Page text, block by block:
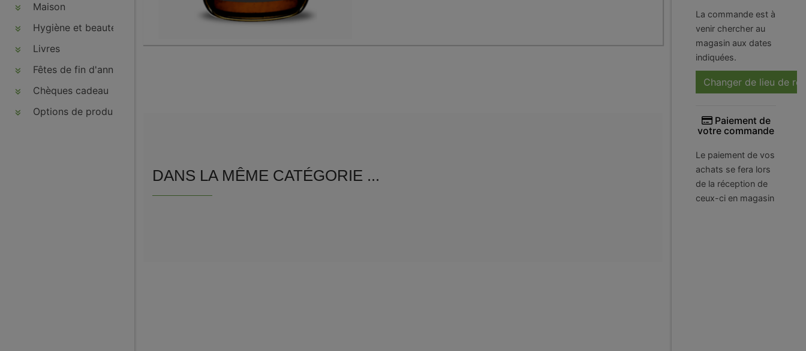
Maison
Hygiène et beauté
Livres
Fêtes de fin d'année
Chèques cadeau
Options de produits
DANS LA MÊME CATÉGORIE ...
La commande est à
venir chercher au
magasin aux dates
indiquées.
Changer de lieu de
Paiement de
votre commande
Le paiement de vos
achats se fera lors
de la réception de
ceux-ci en magasin